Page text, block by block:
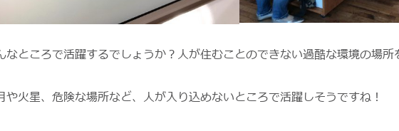
なところで活躍するでしょうか？人が住むことのできない過酷な環境の場
や火星、危険な場所など、人が入り込めないところで活躍しそうですね！